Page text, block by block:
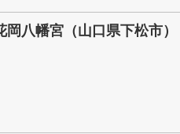
岡八幡宮（山口県下松市）